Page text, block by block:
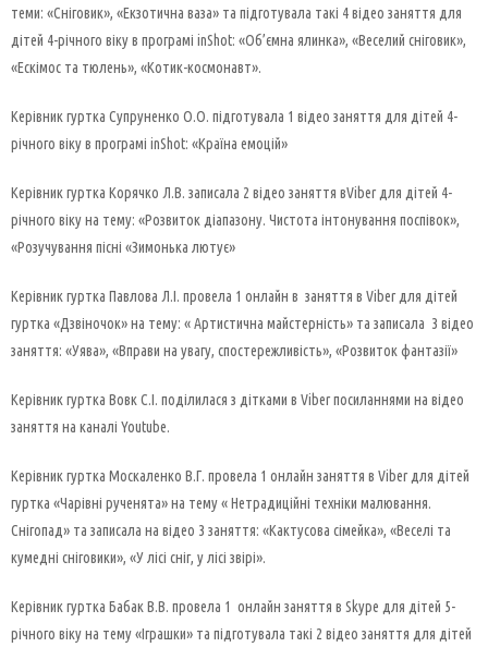
теми: «Сніговик», «Екзотична ваза» та підготувала такі 4 відео заняття для
дітей 4-річного віку в програмі inShot: «Об’ємна ялинка», «Веселий сніговик»,
«Ескімос та тюлень», «Котик-космонавт».
Керівник гуртка Супруненко О.О. підготувала 1 відео заняття для дітей 4-
річного віку в програмі inShot: «Країна емоцій»
Керівник гуртка Корячко Л.В. записала 2 відео заняття вViber для дітей 4-
річного віку на тему: «Розвиток діапазону. Чистота інтонування поспівок»,
«Розучування пісні «Зимонька лютує»
Керівник гуртка Павлова Л.І. провела 1 онлайн в заняття в Viber для дітей
гуртка «Дзвіночок» на тему: « Артистична майстерність» та записала 3 відео
заняття: «Уява», «Вправи на увагу, спостережливість», «Розвиток фантазії»
Керівник гуртка Вовк С.І. поділилася з дітками в Viber посиланнями на відео
заняття на каналі Youtube.
Керівник гуртка Москаленко В.Г. провела 1 онлайн заняття в Viber для дітей
гуртка «Чарівні рученята» на тему « Нетрадиційні техніки малювання.
Снігопад» та записала на відео 3 заняття: «Кактусова сімейка», «Веселі та
кумедні сніговики», «У лісі сніг, у лісі звірі».
Керівник гуртка Бабак В.В. провела 1 онлайн заняття в Skype для дітей 5-
річного віку на тему «Іграшки» та підготувала такі 2 відео заняття для дітей